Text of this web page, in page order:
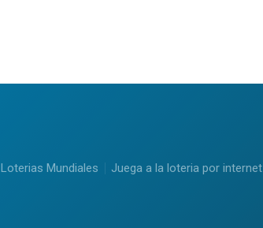
Loterias Mundiales Juega a la loteria por internet